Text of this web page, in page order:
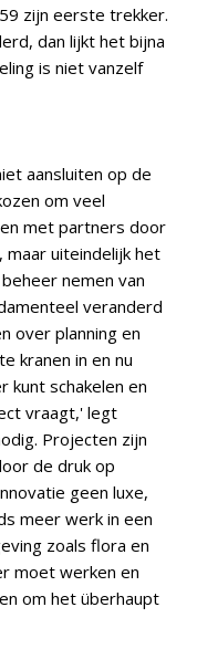
zijn eerste trekker.
dan lijkt het bijna
is niet vanzelf
aansluiten op de
om veel
met partners door
uiteindelijk het
nemen van
veranderd
over planning en
kranen in en nu
kunt schakelen en
vraagt,' legt
Projecten zijn
de druk op
geen luxe,
meer werk in een
zoals flora en
moet werken en
om het überhaupt